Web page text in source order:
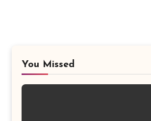
You Missed